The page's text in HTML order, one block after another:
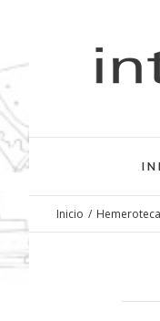
contenido
Inicio / Hemeroteca